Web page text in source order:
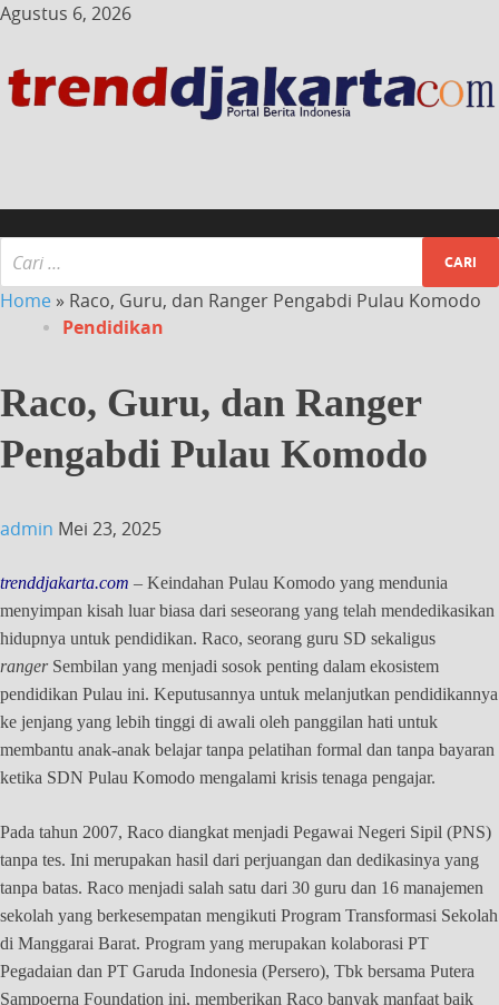
Agustus 6, 2026
Home » Raco, Guru, dan Ranger Pengabdi Pulau Komodo
Pendidikan
Raco, Guru, dan Ranger
Pengabdi Pulau Komodo
admin Mei 23, 2025
trenddjakarta.com – Keindahan Pulau Komodo yang mendunia
menyimpan kisah luar biasa dari seseorang yang telah mendedikasikan
hidupnya untuk pendidikan. Raco, seorang guru SD sekaligus
ranger Sembilan yang menjadi sosok penting dalam ekosistem
pendidikan Pulau ini. Keputusannya untuk melanjutkan pendidikannya
ke jenjang yang lebih tinggi di awali oleh panggilan hati untuk
membantu anak-anak belajar tanpa pelatihan formal dan tanpa bayaran
ketika SDN Pulau Komodo mengalami krisis tenaga pengajar.
Pada tahun 2007, Raco diangkat menjadi Pegawai Negeri Sipil (PNS)
tanpa tes. Ini merupakan hasil dari perjuangan dan dedikasinya yang
tanpa batas. Raco menjadi salah satu dari 30 guru dan 16 manajemen
sekolah yang berkesempatan mengikuti Program Transformasi Sekolah
di Manggarai Barat. Program yang merupakan kolaborasi PT
Pegadaian dan PT Garuda Indonesia (Persero), Tbk bersama Putera
Sampoerna Foundation ini, memberikan Raco banyak manfaat baik